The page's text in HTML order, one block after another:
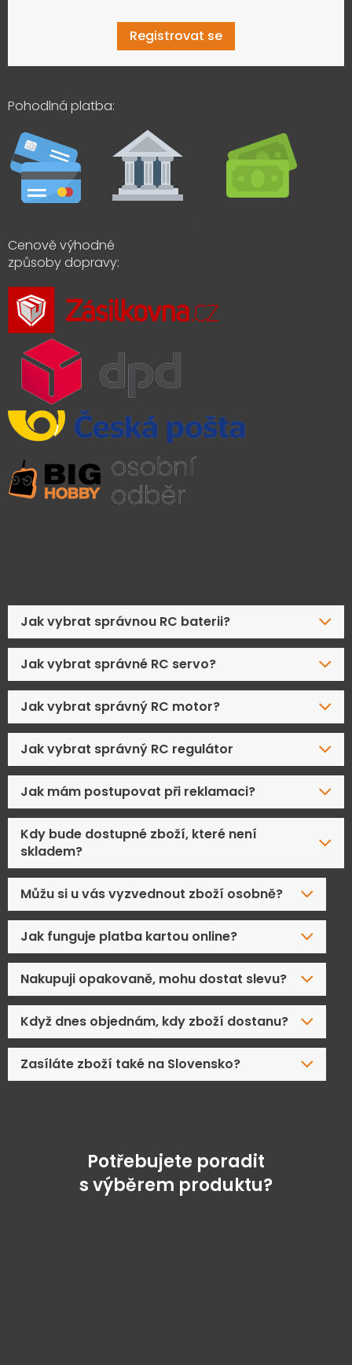
Registrovat se
Pohodlná platba:
Cenově výhodné
způsoby dopravy:
Jak vybrat správnou RC baterii?
Jak vybrat správné RC servo?
Jak vybrat správný RC motor?
Jak vybrat správný RC regulátor
Jak mám postupovat při reklamaci?
Kdy bude dostupné zboží, které není
skladem?
Můžu si u vás vyzvednout zboží osobně?
Jak funguje platba kartou online?
Nakupuji opakovaně, mohu dostat slevu?
Když dnes objednám, kdy zboží dostanu?
Zasíláte zboží také na Slovensko?
Potřebujete poradit
s výběrem produktu?